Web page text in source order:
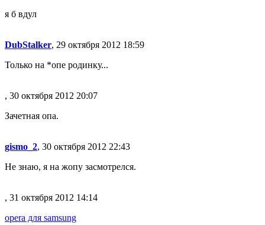
я б вдул
DubStalker, 29 октября 2012 18:59
Только на *опе родинку...
, 30 октября 2012 20:07
Зачетная опа.
gismo_2, 30 октября 2012 22:43
Не знаю, я на жопу засмотрелся.
, 31 октября 2012 14:14
opera для samsung